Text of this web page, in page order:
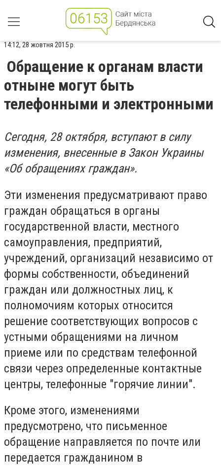
14:12, 28 жовтня 2015 р.
Обращение к органам власти
отныне могут быть
телефонными и электронными
Сегодня, 28 октября, вступают в силу
изменения, внесенные в Закон Украины
«Об обращениях граждан».
Эти изменения предусматривают право
граждан обращаться в органы
государственной власти, местного
самоуправления, предприятий,
учреждений, организаций независимо от
формы собственности, объединений
граждан или должностных лиц, к
полномочиям которых относится
решение соответствующих вопросов с
устными обращениями на личном
приеме или по средствам телефонной
связи через определенные контактные
центры, телефонные "горячие линии".
Кроме этого, изменениями
предусмотрено, что письменное
обращение направляется по почте или
передается гражданином в